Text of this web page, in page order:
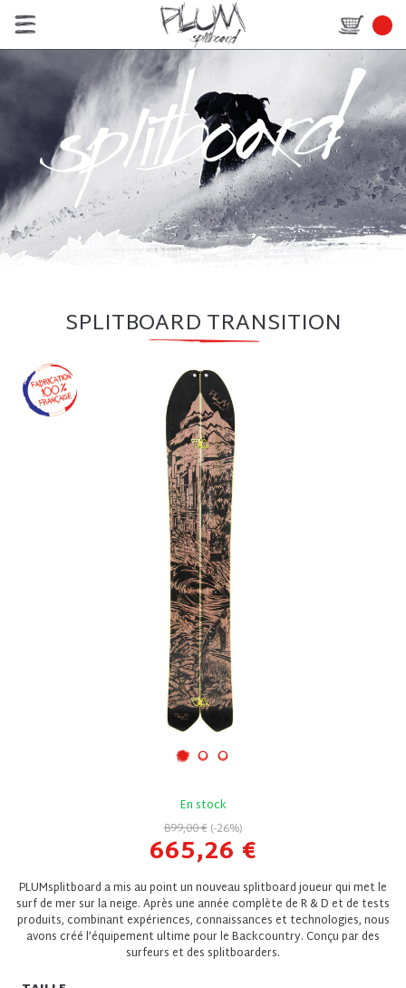
SPLITBOARD TRANSITION
En stock
899,00 € (-26%)
665,26 €
PLUMsplitboard a mis au point un nouveau splitboard joueur qui met le
surf de mer sur la neige. Après une année complète de R & D et de tests
produits, combinant expériences, connaissances et technologies, nous
avons créé l’équipement ultime pour le Backcountry. Conçu par des
surfeurs et des splitboarders.